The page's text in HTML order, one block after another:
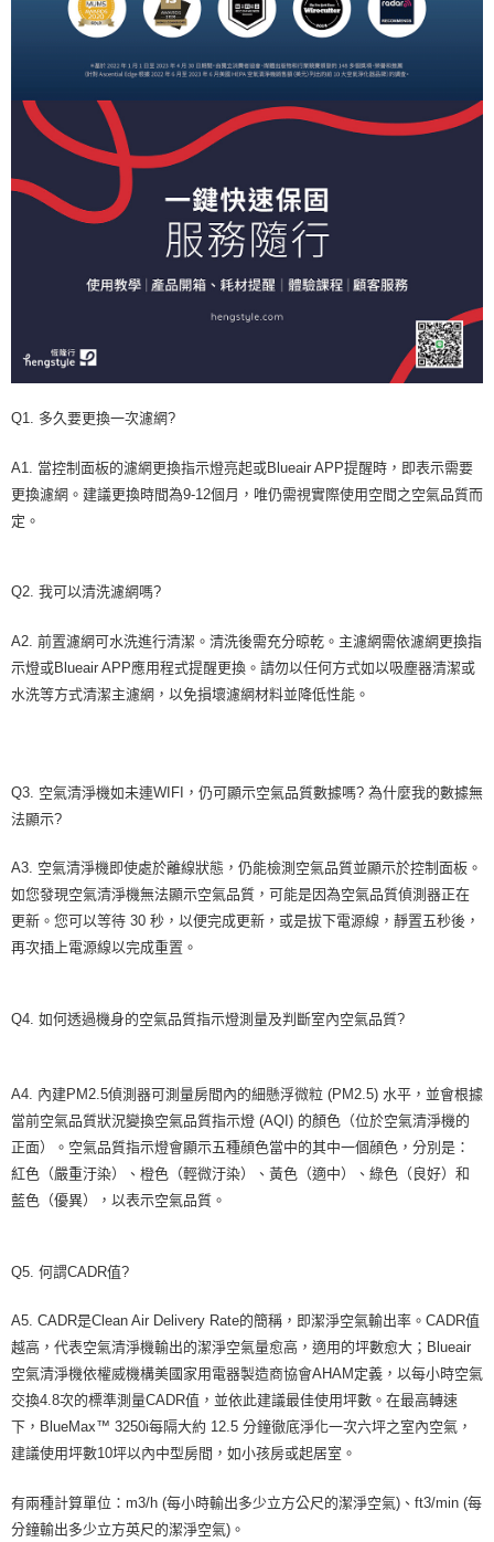
Q1. 多久要更換一次濾網?
A1. 當控制面板的濾網更換指示燈亮起或Blueair APP提醒時，即表示需要
更換濾網。建議更換時間為9-12個月，唯仍需視實際使用空間之空氣品質而
定。
Q2. 我可以清洗濾網嗎?
A2. 前置濾網可水洗進行清潔。清洗後需充分晾乾。主濾網需依濾網更換指
示燈或Blueair APP應用程式提醒更換。請勿以任何方式如以吸塵器清潔或
水洗等方式清潔主濾網，以免損壞濾網材料並降低性能。
Q3. 空氣清淨機如未連WIFI，仍可顯示空氣品質數據嗎? 為什麼我的數據無
法顯示?
A3. 空氣清淨機即使處於離線狀態，仍能檢測空氣品質並顯示於控制面板。
如您發現空氣清淨機無法顯示空氣品質，可能是因為空氣品質偵測器正在
更新。您可以等待 30 秒，以便完成更新，或是拔下電源線，靜置五秒後，
再次插上電源線以完成重置。
Q4. 如何透過機身的空氣品質指示燈測量及判斷室內空氣品質?
A4. 內建PM2.5偵測器可測量房間內的細懸浮微粒 (PM2.5) 水平，並會根據
當前空氣品質狀況變換空氣品質指示燈 (AQI) 的顏色（位於空氣清淨機的
正面）。空氣品質指示燈會顯示五種顔色當中的其中一個顔色，分別是：
紅色（嚴重汙染）、橙色（輕微汙染）、黃色（適中）、綠色（良好）和
藍色（優異），以表示空氣品質。
Q5. 何謂CADR值?
A5. CADR是Clean Air Delivery Rate的簡稱，即潔淨空氣輸出率。CADR值
越高，代表空氣清淨機輸出的潔淨空氣量愈高，適用的坪數愈大；Blueair
空氣清淨機依權威機構美國家用電器製造商協會AHAM定義，以每小時空氣
交換4.8次的標準測量CADR值，並依此建議最佳使用坪數。在最高轉速
下，BlueMax™ 3250i每隔大約 12.5 分鐘徹底淨化一次六坪之室內空氣，
建議使用坪數10坪以內中型房間，如小孩房或起居室。
有兩種計算單位：m3/h (每小時輸出多少立方公尺的潔淨空氣)、ft3/min (每
分鐘輸出多少立方英尺的潔淨空氣)。